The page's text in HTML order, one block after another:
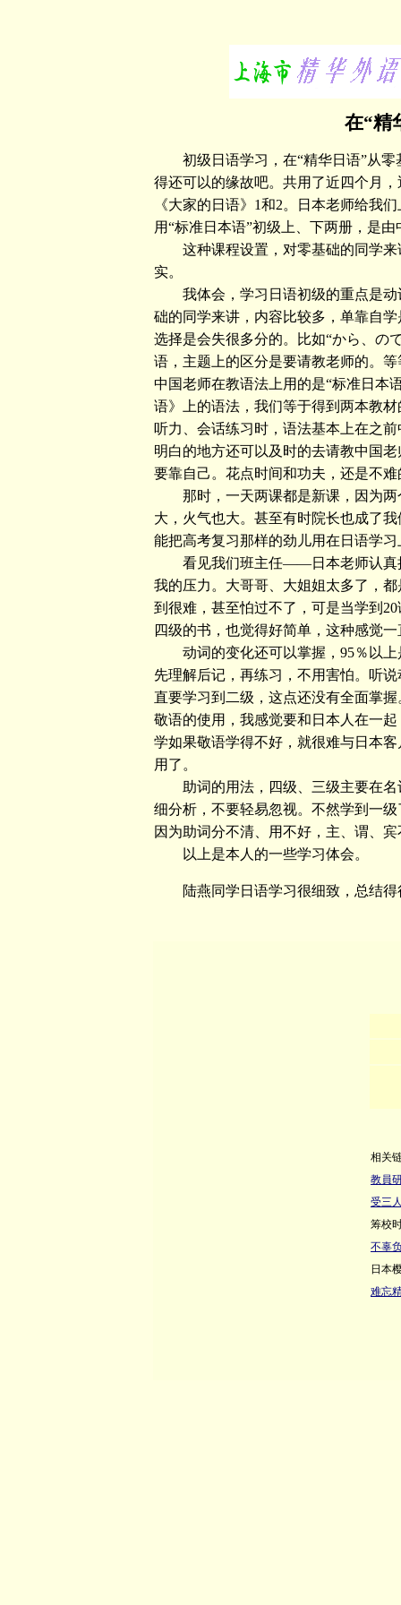
在“精
初级日语学习，在“精华日语”从零
得还可以的缘故吧。共用了近四个月
《大家的日语》1和2。日本老师给我
用“标准日本语”初级上、下两册，是
这种课程设置，对零基础的同学来
实。
我体会，学习日语初级的重点是动
础的同学来讲，内容比较多，单靠自
选择是会失很多分的。比如“から、の
语，主题上的区分是要请教老师的。等
中国老师在教语法上用的是“标准日本
语》上的语法，我们等于得到两本教
听力、会话练习时，语法基本上在之
明白的地方还可以及时的去请教中国
要靠自己。花点时间和功夫，还是不难
那时，一天两课都是新课，因为两
大，火气也大。甚至有时院长也成了
能把高考复习那样的劲儿用在日语学
看见我们班主任——日本老师认真授
我的压力。大哥哥、大姐姐太多了，
到很难，甚至怕过不了，可是当学到
四级的书，也觉得好简单，这种感觉
动词的变化还可以掌握，95％以上
先理解后记，再练习，不用害怕。听
直要学习到二级，这点还没有全面掌握
敬语的使用，我感觉要和日本人在一
学如果敬语学得不好，就很难与日本
用了。
助词的用法，四级、三级主要在名
细分析，不要轻易忽视。不然学到一
因为助词分不清、用不好，主、谓、
以上是本人的一些学习体会。
陆燕同学日语学习很细致，总结得
相关
教員
受三
筹校
不辜
日本
难忘